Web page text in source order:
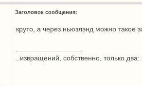
Заголовок сообщения:
круто, а через ньюзлэнд можно такое
..извращений, собственно, только